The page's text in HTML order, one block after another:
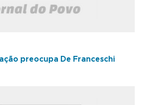
preocupa De Franceschi